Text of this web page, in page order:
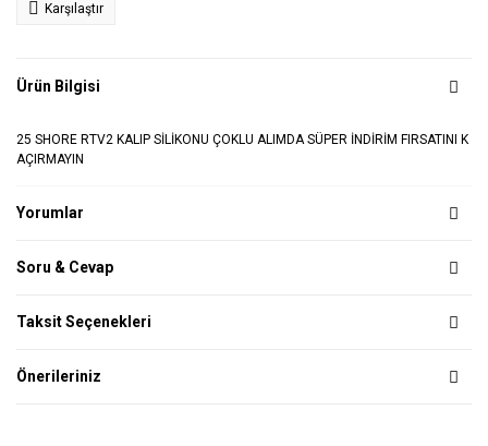
Karşılaştır
Ürün Bilgisi
25 SHORE RTV2 KALIP SİLİKONU ÇOKLU ALIMDA SÜPER İNDİRİM FIRSATINI K
AÇIRMAYIN
Yorumlar
Soru & Cevap
Taksit Seçenekleri
Önerileriniz